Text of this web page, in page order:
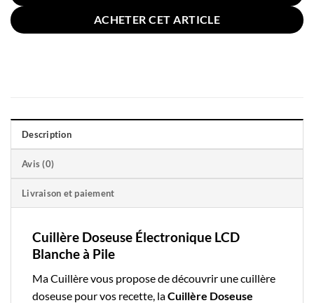
ACHETER CET ARTICLE
Description
Avis (0)
Livraison et paiement
Cuillère Doseuse Électronique LCD
Blanche à Pile
Ma Cuillèrevous propose de découvrir unecuillère
doseuse pour vos recette, laCuillère Doseuse